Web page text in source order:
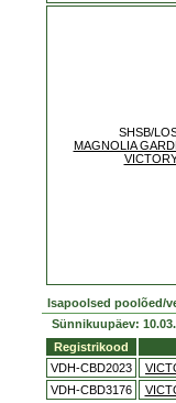
SHSB/
MAGNOLIA
Isapoolsed poolõed/
Sünnikuupäev:
Registrikood
VDH-CBD2023
VDH-CBD3176